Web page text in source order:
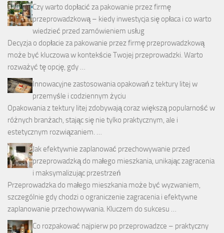
Czy warto dopłacić za pakowanie przez firmę
przeprowadzkową – kiedy inwestycja się opłaca i co warto
wiedzieć przed zamówieniem usług
Decyzja o dopłacie za pakowanie przez firmę przeprowadzkową
może być kluczowa w kontekście Twojej przeprowadzki. Warto
rozważyć tę opcję, gdy …
Innowacyjne zastosowania opakowań z tektury litej w
przemyśle i codziennym życiu
Opakowania z tektury litej zdobywają coraz większą popularność w
różnych branżach, stając się nie tylko praktycznym, ale i
estetycznym rozwiązaniem. …
Jak efektywnie zaplanować przechowywanie przed
przeprowadzką do małego mieszkania, unikając zagracenia
i maksymalizując przestrzeń
Przeprowadzka do małego mieszkania może być wyzwaniem,
szczególnie gdy chodzi o ograniczenie zagracenia i efektywne
zaplanowanie przechowywania. Kluczem do sukcesu …
Co rozpakować najpierw po przeprowadzce – praktyczny